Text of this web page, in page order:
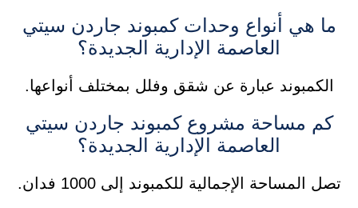
ما هي أنواع وحدات كمبوند جاردن سيتي
العاصمة الإدارية الجديدة؟
الكمبوند عبارة عن شقق وفلل بمختلف أنواعها.
كم مساحة مشروع كمبوند جاردن سيتي
العاصمة الإدارية الجديدة؟
تصل المساحة الإجمالية للكمبوند إلى 1000 فدان.